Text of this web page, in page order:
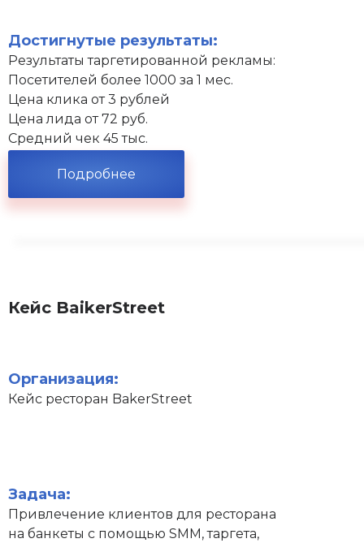
Достигнутые результаты:
Результаты таргетированной рекламы:
Посетителей более 1000 за 1 мес.
Цена клика от 3 рублей
Цена лида от 72 руб.
Средний чек 45 тыс.
Подробнее
Кейс BaikerStreet
Организация:
Кейс ресторан BakerStreet
Задача:
Привлечение клиентов для ресторана
на банкеты с помощью SMM, таргета,